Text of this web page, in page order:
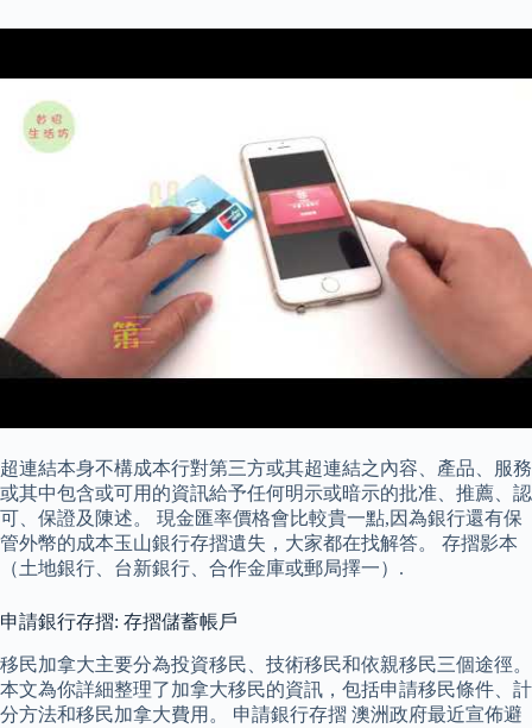
超連結本身不構成本行對第三方或其超連結之內容、產品、服務
或其中包含或可用的資訊給予任何明示或暗示的批准、推薦、認
可、保證及陳述。 現金匯率價格會比較貴一點,因為銀行還有保
管外幣的成本玉山銀行存摺遺失，大家都在找解答。 存摺影本
（土地銀行、台新銀行、合作金庫或郵局擇一）.
申請銀行存摺: 存摺儲蓄帳戶
移民加拿大主要分為投資移民、技術移民和依親移民三個途徑。
本文為你詳細整理了加拿大移民的資訊，包括申請移民條件、計
分方法和移民加拿大費用。 申請銀行存摺 澳洲政府最近宣佈避